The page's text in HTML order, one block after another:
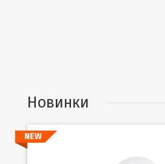
Новинки
NEW